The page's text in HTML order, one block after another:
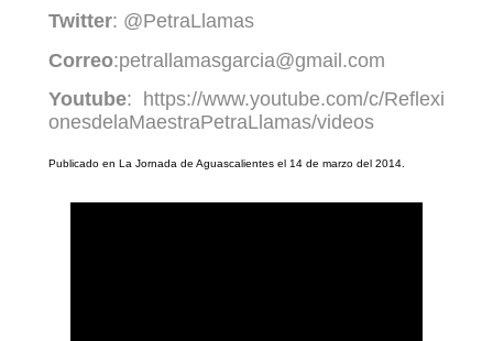
Twitter: @PetraLlamas
Correo:petrallamasgarcia@gmail.com
Youtube: https://www.youtube.com/c/Reflexi
onesdelaMaestraPetraLlamas/videos
Publicado en La Jornada de Aguascalientes el 14 de marzo del 2014.